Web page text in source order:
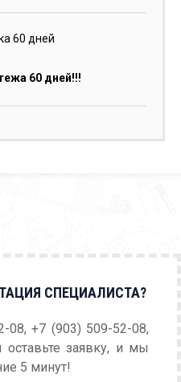
60 дней!!!
СПЕЦИАЛИСТА?
08, +7 (903) 509-52-08,
заявку, и мы
5 минут!